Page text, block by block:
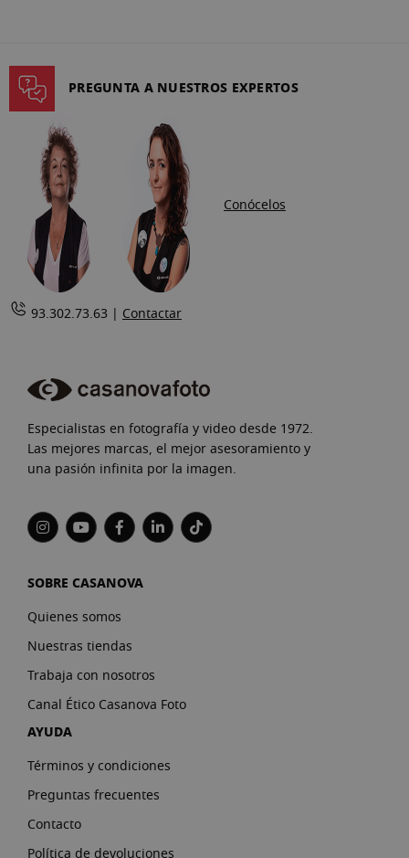
PREGUNTA A NUESTROS EXPERTOS
Conócelos
93.302.73.63 | Contactar
Especialistas en fotografía y video desde 1972.
Las mejores marcas, el mejor asesoramiento y
una pasión infinita por la imagen.
SOBRE CASANOVA
Quienes somos
Nuestras tiendas
Trabaja con nosotros
Canal Ético Casanova Foto
AYUDA
Términos y condiciones
Preguntas frecuentes
Contacto
Política de devoluciones